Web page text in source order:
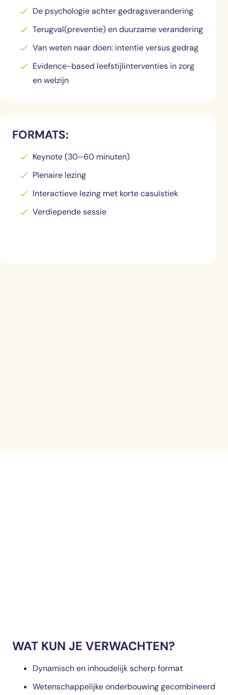
De psychologie achter gedragsverandering
Terugval(preventie) en duurzame verandering
Van weten naar doen: intentie versus gedrag
Evidence-based leefstijlinterventies in zorg
en welzijn
FORMATS:
Keynote (30–60 minuten)
Plenaire lezing
Interactieve lezing met korte casuïstiek
Verdiepende sessie
WAT KUN JE VERWACHTEN?
Dynamisch en inhoudelijk scherp format
Wetenschappelijke onderbouwing gecombineerd